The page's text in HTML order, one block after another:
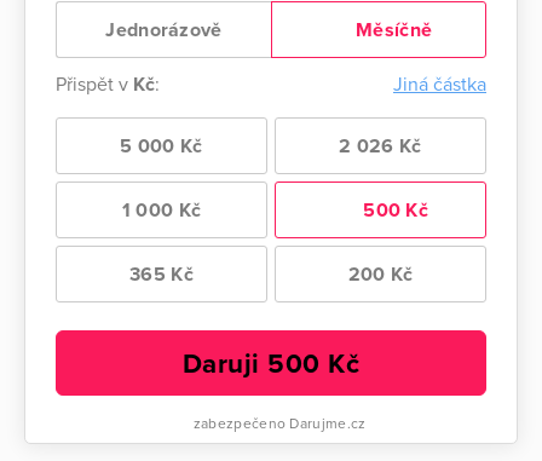
Jednorázově Měsíčně
Přispět v Kč: Jiná částka
5 000 Kč 2 026 Kč
1 000 Kč 500 Kč
365 Kč 200 Kč
Daruji 500 Kč
zabezpečeno Darujme.cz